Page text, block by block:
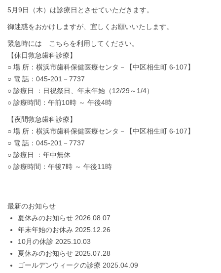
5月9日（木）は診療日とさせていただきます。
御迷惑をおかけしますが、宜しくお願いいたします。
緊急時には こちらを利用してください。
【休日救急歯科診療】
○ 場 所：横浜市歯科保健医療センタ－【中区相生町 6-107】
○ 電 話：045-201－7737
○ 診療日 ：日祝祭日、年末年始（12/29～1/4）
○ 診療時間：午前10時 ～ 午後4時
【夜間救急歯科診療】
○ 場 所：横浜市歯科保健医療センタ－【中区相生町 6-107】
○ 電 話：045-201－7737
○ 診療日 ：年中無休
○ 診療時間：午後7時 ～ 午後11時
最新のお知らせ
夏休みのお知らせ 2026.08.07
年末年始のお休み 2025.12.26
10月の休診 2025.10.03
夏休みのお知らせ 2025.07.28
ゴールデンウィークの診療 2025.04.09